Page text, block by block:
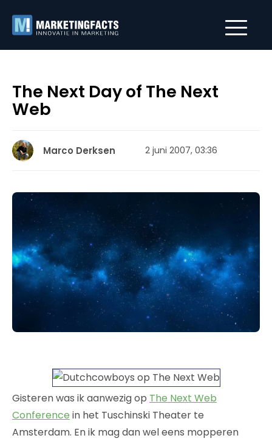
The Next Day of The Next
Web
Marco Derksen 2 juni 2007, 03:36
Gisteren was ik aanwezig op The Next Web
Conference in het Tuschinski Theater te
Amsterdam. En ik mag dan wel eens mopperen